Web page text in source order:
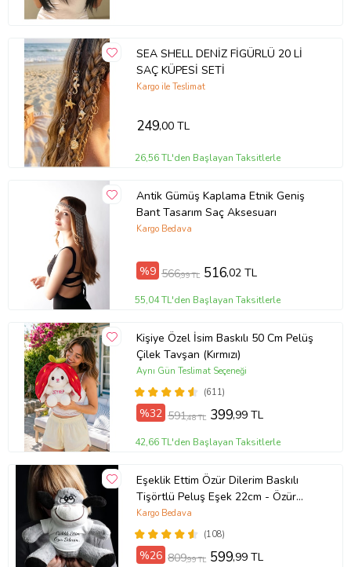
SEA SHELL DENİZ FİGÜRLÜ 20 Lİ
SAÇ KÜPESİ SETİ
Kargo ile Teslimat
249,00 TL
26,56 TL'den Başlayan Taksitlerle
Antik Gümüş Kaplama Etnik Geniş
Bant Tasarım Saç Aksesuarı
Kargo Bedava
%9 566,99 TL 516,02 TL
55,04 TL'den Başlayan Taksitlerle
Kişiye Özel İsim Baskılı 50 Cm Pelüş
Çilek Tavşan (Kırmızı)
(611)
Aynı Gün Teslimat Seçeneği
%32 591,48 TL 399,99 TL
42,66 TL'den Başlayan Taksitlerle
Eşeklik Ettim Özür Dilerim Baskılı
Tişörtlü Peluş Eşek 22cm - Özür
Hediyesi Oyuncak Peluş (Gri)
(108)
Kargo Bedava
%26 809,99 TL 599,99 TL